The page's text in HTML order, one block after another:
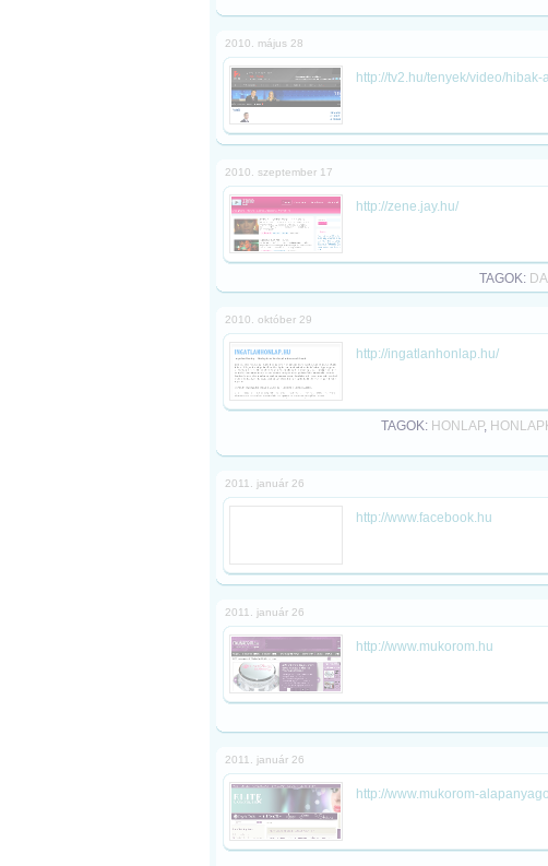
2010. május 28
http://tv2.hu/tenyek/video/
2010. szeptember 17
http://zene.jay.hu/
TAGOK:
2010. október 29
http://ingatlanhonlap.hu/
TAGOK: HONLAP,
2011. január 26
http://www.facebook.hu
2011. január 26
http://www.mukorom.hu
2011. január 26
http://www.mukorom-